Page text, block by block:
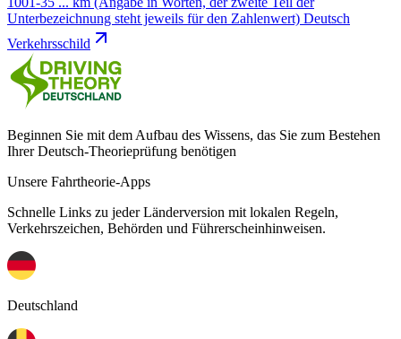
Unterbezeichnung steht jeweils für den Zahlenwert) Deutsch
Verkehrsschild
Beginnen Sie mit dem Aufbau des Wissens, das Sie zum Bestehen
Ihrer Deutsch-Theorieprüfung benötigen
Unsere Fahrtheorie-Apps
Schnelle Links zu jeder Länderversion mit lokalen Regeln,
Verkehrszeichen, Behörden und Führerscheinhinweisen.
Deutschland